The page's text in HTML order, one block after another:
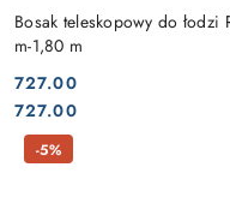
Bosak teleskopowy do
m-1,80 m
Cena:
727.00
Cena:
727.00
-5%